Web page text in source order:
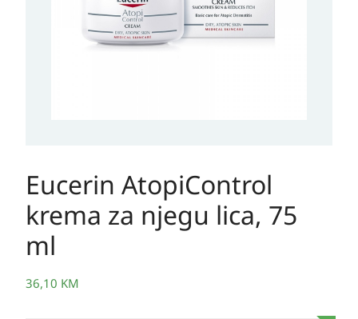
Eucerin AtopiControl
krema za njegu lica, 75
ml
36,10 KM